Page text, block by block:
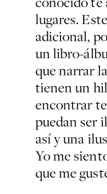
lugares.
adicional,
un libro-
que narrar
tienen un
encontrar
puedan ser
así y una
Yo me
que me